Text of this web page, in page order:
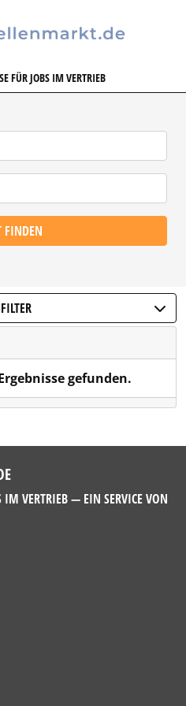
FÜR JOBS IM VERTRIEB
FINDEN
gefunden.
IM VERTRIEB — EIN SERVICE VON